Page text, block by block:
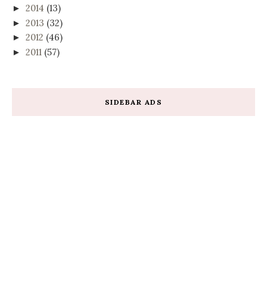
► 2014 (13)
► 2013 (32)
► 2012 (46)
► 2011 (57)
SIDEBAR ADS